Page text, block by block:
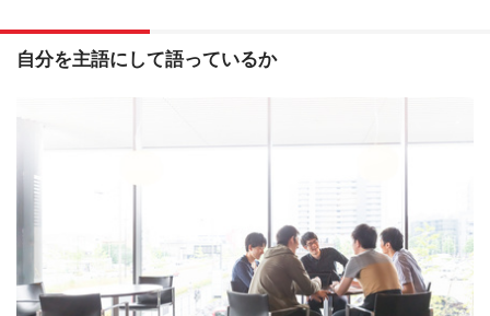
自分を主語にして語っているか